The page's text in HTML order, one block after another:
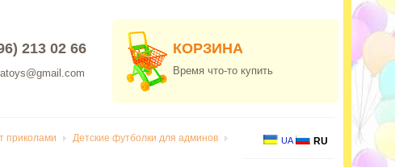
213 02 66 КОРЗИНА
Время что-то купить
приколами
Детские футболки для админов
UA RU